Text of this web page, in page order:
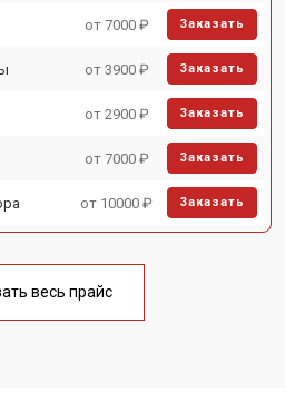
от 7000 ₽ Заказать
от 3900 ₽ Заказать
от 2900 ₽ Заказать
от 7000 ₽ Заказать
от 10000 ₽ Заказать
весь прайс